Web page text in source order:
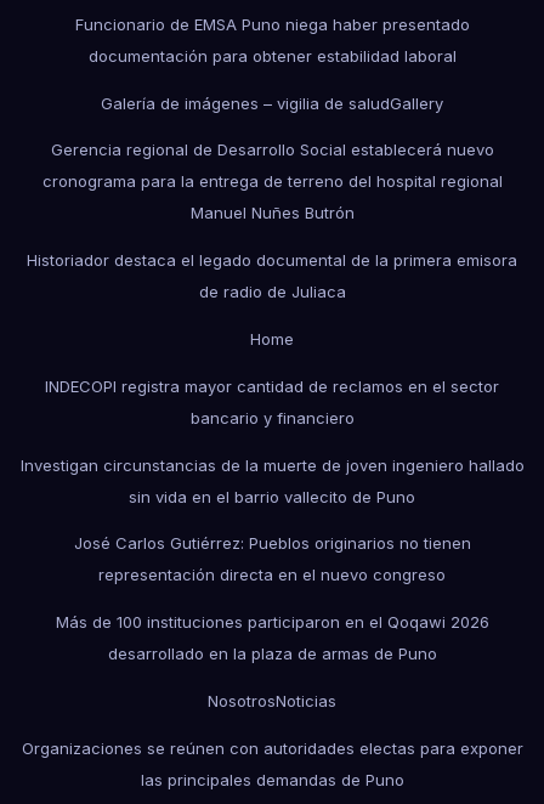
Funcionario de EMSA Puno niega haber presentado
documentación para obtener estabilidad laboral
Galería de imágenes – vigilia de saludGallery
Gerencia regional de Desarrollo Social establecerá nuevo
cronograma para la entrega de terreno del hospital regional
Manuel Nuñes Butrón
Historiador destaca el legado documental de la primera emisora
de radio de Juliaca
Home
INDECOPI registra mayor cantidad de reclamos en el sector
bancario y financiero
Investigan circunstancias de la muerte de joven ingeniero hallado
sin vida en el barrio vallecito de Puno
José Carlos Gutiérrez: Pueblos originarios no tienen
representación directa en el nuevo congreso
Más de 100 instituciones participaron en el Qoqawi 2026
desarrollado en la plaza de armas de Puno
NosotrosNoticias
Organizaciones se reúnen con autoridades electas para exponer
las principales demandas de Puno